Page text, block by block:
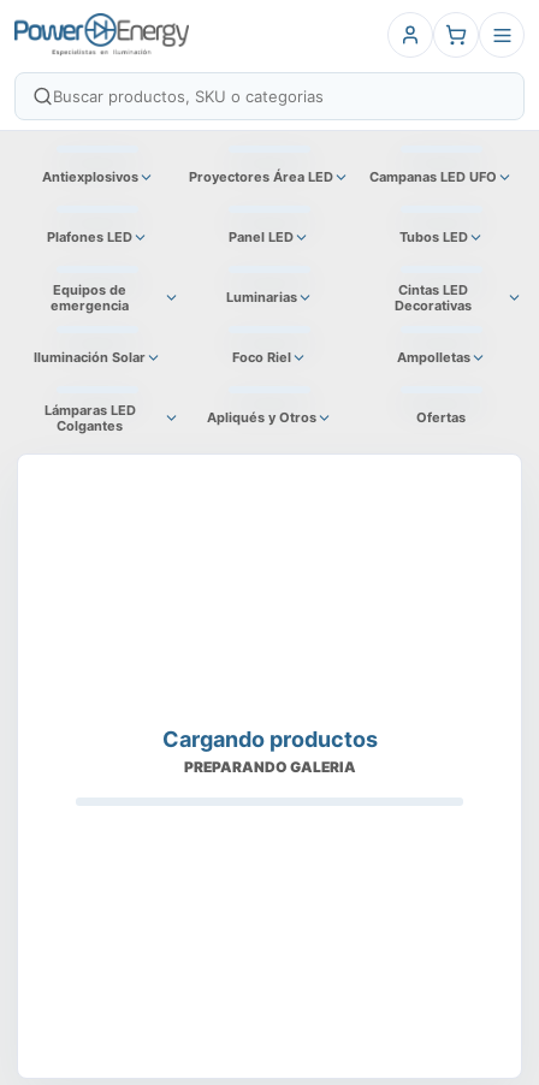
Antiexplosivos Proyectores Área LED Campanas LED UFO
Plafones LED Panel LED Tubos LED
Equipos de
emergencia
Luminarias
Cintas LED
Decorativas
Iluminación Solar Foco Riel Ampolletas
Lámparas LED
Colgantes
Apliqués y Otros Ofertas
Cargando productos
PREPARANDO GALERIA